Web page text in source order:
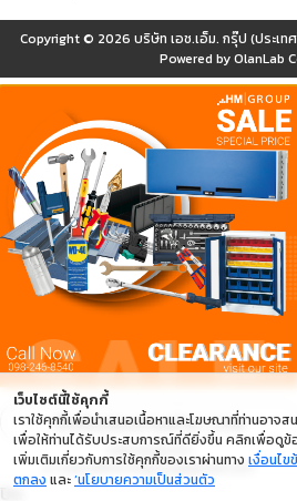
Copyright © 2026 บริษัท เอช.เอ็ม. กรุ๊ป (ประเท
Powered byOlanLab
เว็บไซต์นี้ใช้คุกกี้
เราใช้คุกกี้เพื่อนำเสนอเนื้อหาและโฆษณาที่ท่านอาจส
เพื่อให้ท่านได้รับประสบการณ์ที่ดียิ่งขึ้น คลิกเพื่อดูข้
เพิ่มเติมเกี่ยวกับการใช้คุกกี้ของเราผ่านทาง เงื่อนไข
ตกลง และ‘นโยบายความเป็นส่วนตัว
ปิด